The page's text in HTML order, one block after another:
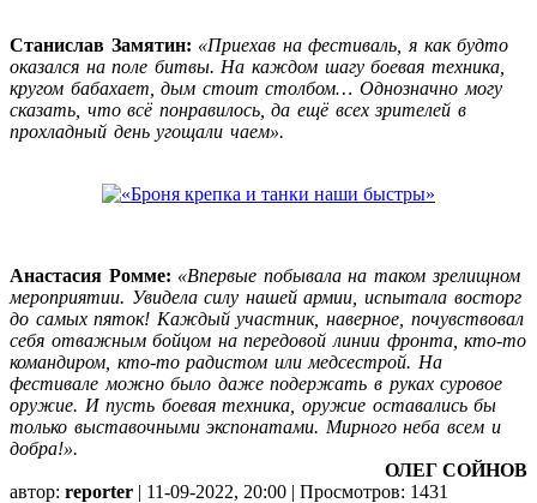
Станислав Замятин: «Приехав на фестиваль, я как будто
оказался на поле битвы. На каждом шагу боевая техника,
кругом бабахает, дым стоит столбом… Однозначно могу
сказать, что всё понравилось, да ещё всех зрителей в
прохладный день угощали чаем».
Анастасия Ромме: «Впервые побывала на таком зрелищном
мероприятии. Увидела силу нашей армии, испытала восторг
до самых пяток! Каждый участник, наверное, почувствовал
себя отважным бойцом на передовой линии фронта, кто-то
командиром, кто-то радистом или медсестрой. На
фестивале можно было даже подержать в руках суровое
оружие. И пусть боевая техника, оружие оставались бы
только выставочными экспонатами. Мирного неба всем и
добра!».
ОЛЕГ СОЙНОВ
автор: reporter | 11-09-2022, 20:00 | Просмотров: 1431